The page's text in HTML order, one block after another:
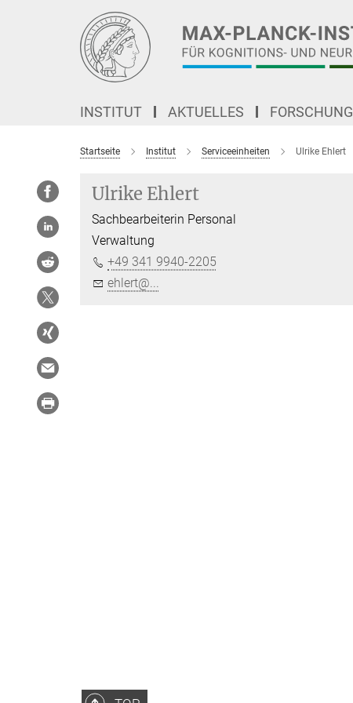
INSTITUT AKTUELLES FORSCHUNG
Startseite Institut Serviceeinheiten Ulrike Ehlert
Ulrike Ehlert
Sachbearbeiterin Personal
Verwaltung
+49 341 9940-2205
ehlert@...